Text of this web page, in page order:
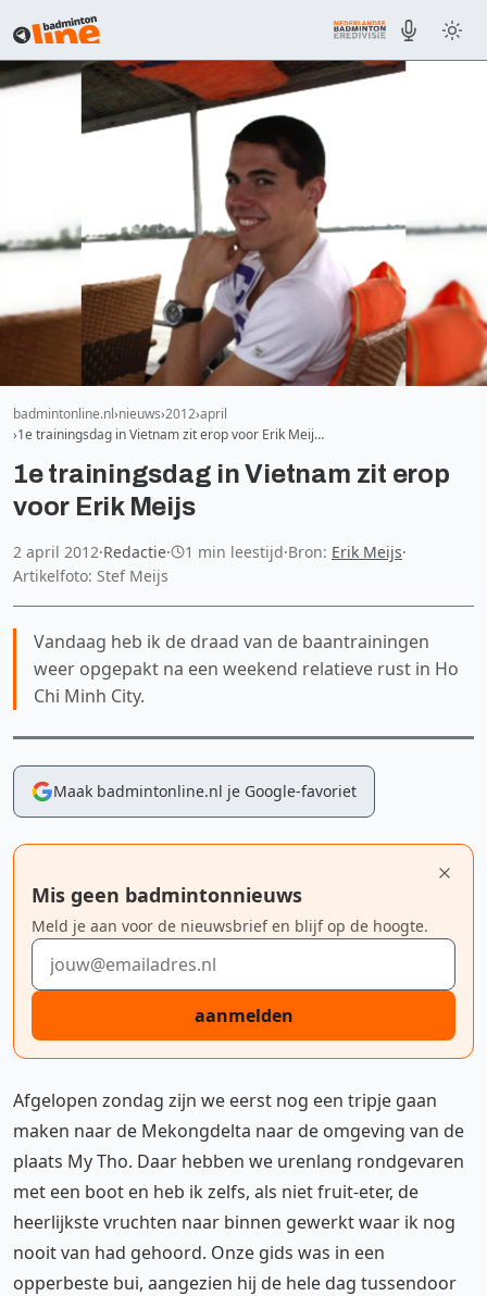
badmintonline.nl nieuws 2012 april
1e trainingsdag in Vietnam zit erop voor Erik Meij…
1e trainingsdag in Vietnam zit erop
voor Erik Meijs
2 april 2012·Redactie· 1 min leestijd·Bron: Erik Meijs·
Artikelfoto: Stef Meijs
Vandaag heb ik de draad van de baantrainingen
weer opgepakt na een weekend relatieve rust in Ho
Chi Minh City.
Maak badmintonline.nl je Google-favoriet
Mis geen badmintonnieuws
Meld je aan voor de nieuwsbrief en blijf op de hoogte.
E-mailadres
aanmelden
Afgelopen zondag zijn we eerst nog een tripje gaan
maken naar de Mekongdelta naar de omgeving van de
plaats My Tho. Daar hebben we urenlang rondgevaren
met een boot en heb ik zelfs, als niet fruit-eter, de
heerlijkste vruchten naar binnen gewerkt waar ik nog
nooit van had gehoord. Onze gids was in een
opperbeste bui, aangezien hij de hele dag tussendoor